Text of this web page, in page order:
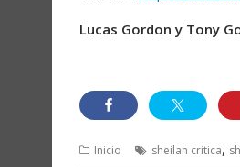
Lucas Gordon y Tony
Inicio sheilan critica,